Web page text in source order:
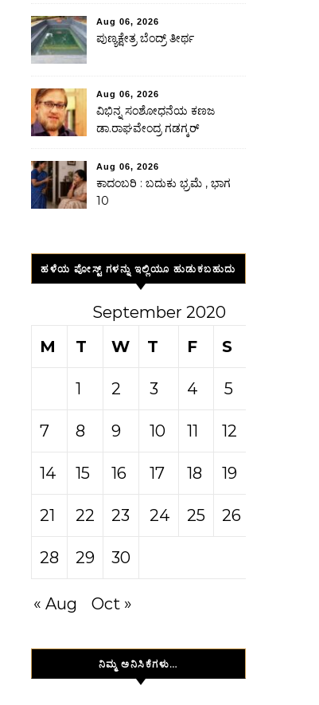
Aug 06, 2026
ಪುಣ್ಯಕ್ಷೇತ್ರ ಬೆಂದ್ರ್ ತೀರ್ಥ
Aug 06, 2026
ವಿಭಿನ್ನ ಸಂಶೋಧನೆಯ ಕಣಜ
ಡಾ.ರಾಘವೇಂದ್ರ ಗಡಗ್ಕರ್
Aug 06, 2026
ಕಾದಂಬರಿ : ಬದುಕು ಭ್ರಮೆ , ಭಾಗ
10
ಹಳೆಯ ಪೋಸ್ಟ್ ಗಳನ್ನು ಇಲ್ಲಿಯೂ ಹುಡುಕಬಹುದು
September 2020
M
T W T F S
1 2 3 4 5
7 8 9 10 11 12
14 15 16 17 18 19
21 22 23 24 25 26
28 29 30
« Aug Oct »
ನಿಮ್ಮ ಅನಿಸಿಕೆಗಳು…